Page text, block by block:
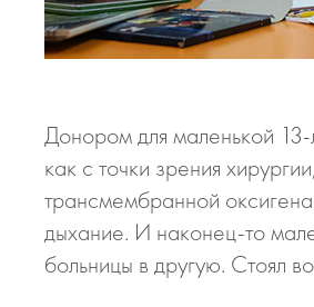
Донором для маленькой
как с точки зрения
трансмембранной
дыхание. И наконец-то
больницы в другую. Стоял